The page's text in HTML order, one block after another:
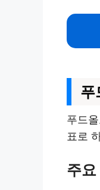
푸
푸드
표로
주요